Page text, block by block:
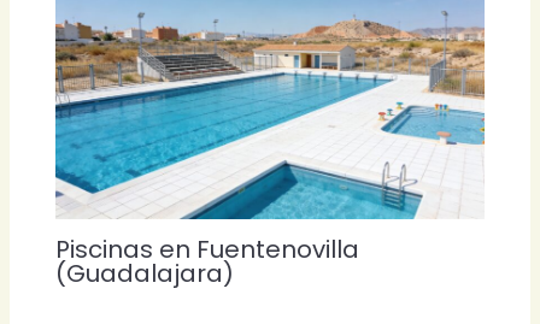
Piscinas en Fuentenovilla
(Guadalajara)